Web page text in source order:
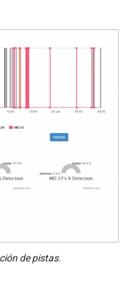
de pistas.